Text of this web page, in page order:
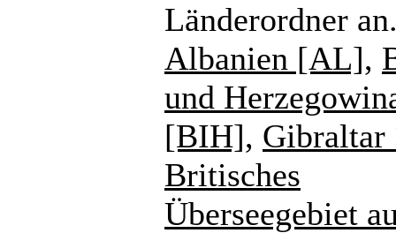
Länderordner
Albanien [AL],
und
[BIH], Gibraltar
Britisches
Überseegebiet